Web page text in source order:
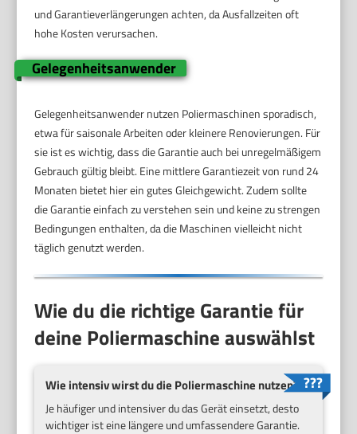
und Garantieverlängerungen achten, da Ausfallzeiten oft
hohe Kosten verursachen.
Gelegenheitsanwender
Gelegenheitsanwender nutzen Poliermaschinen sporadisch,
etwa für saisonale Arbeiten oder kleinere Renovierungen. Für
sie ist es wichtig, dass die Garantie auch bei unregelmäßigem
Gebrauch gültig bleibt. Eine mittlere Garantiezeit von rund 24
Monaten bietet hier ein gutes Gleichgewicht. Zudem sollte
die Garantie einfach zu verstehen sein und keine zu strengen
Bedingungen enthalten, da die Maschinen vielleicht nicht
täglich genutzt werden.
Wie du die richtige Garantie für
deine Poliermaschine auswählst
Wie intensiv wirst du die Poliermaschine nutzen?
Je häufiger und intensiver du das Gerät einsetzt, desto
wichtiger ist eine längere und umfassendere Garantie.